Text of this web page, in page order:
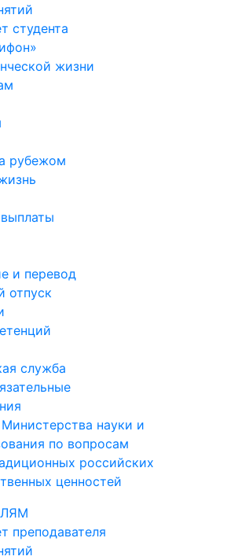
студента
жизни
рубежом
и перевод
отпуск
служба
науки и
по вопросам
российских
ценностей
преподавателя